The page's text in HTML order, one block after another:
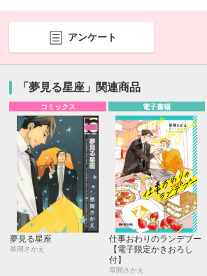
アンケート
「夢見る星座」関連商品
コミックス
夢見る星座
草間さかえ
電子書籍
仕事おわりのランデブー
【電子限定かきおろし
付】
草間さかえ